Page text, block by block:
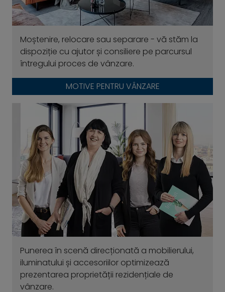
Moștenire, relocare sau separare - vă stăm la
dispoziție cu ajutor și consiliere pe parcursul
întregului proces de vânzare.
MOTIVE PENTRU VÂNZARE
Punerea în scenă direcționată a mobilierului,
iluminatului și accesoriilor optimizează
prezentarea proprietății rezidențiale de
vânzare.